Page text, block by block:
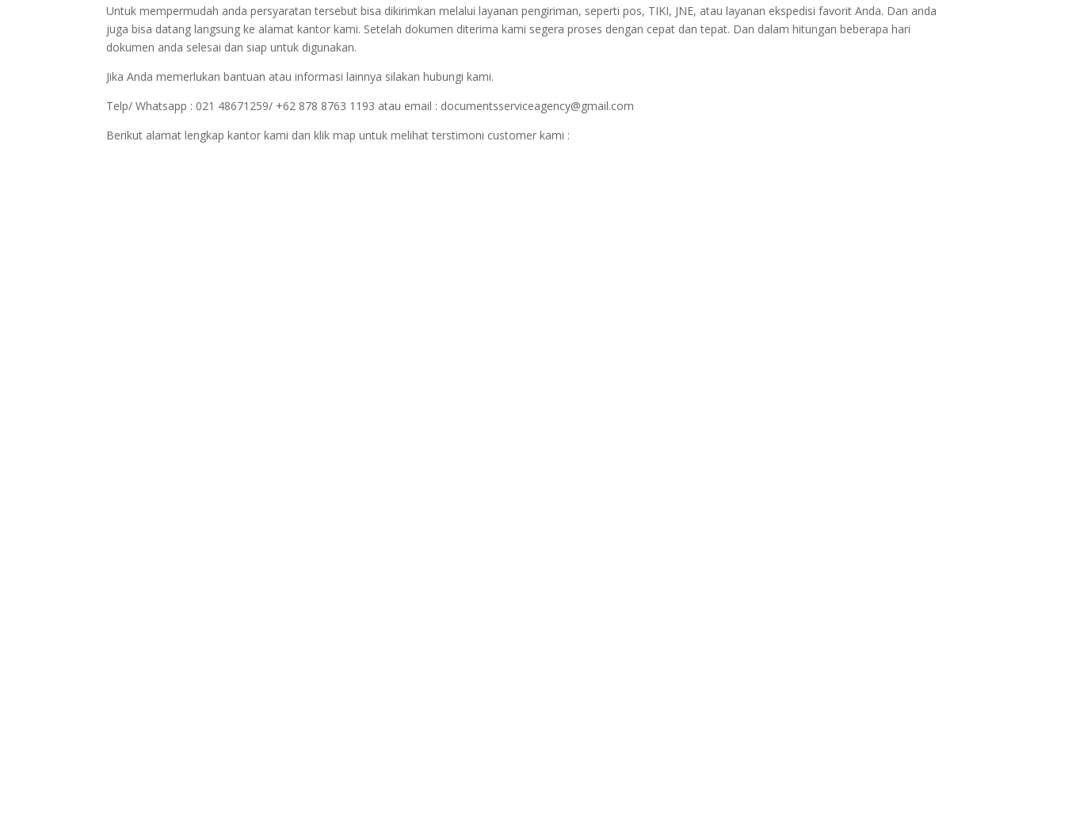
Untuk mempermudah anda persyaratan tersebut bisa dikirimkan melalui layanan pengiriman, seperti pos, TIKI, JNE, atau layanan ekspedisi favorit Anda. Dan anda
juga bisa datang langsung ke alamat kantor kami. Setelah dokumen diterima kami segera proses dengan cepat dan tepat. Dan dalam hitungan beberapa hari
dokumen anda selesai dan siap untuk digunakan.
Jika Anda memerlukan bantuan atau informasi lainnya silakan hubungi kami.
Telp/ Whatsapp : 021 48671259/ +62 878 8763 1193 atau email : documentsserviceagency@gmail.com
Berikut alamat lengkap kantor kami dan klik map untuk melihat terstimoni customer kami :